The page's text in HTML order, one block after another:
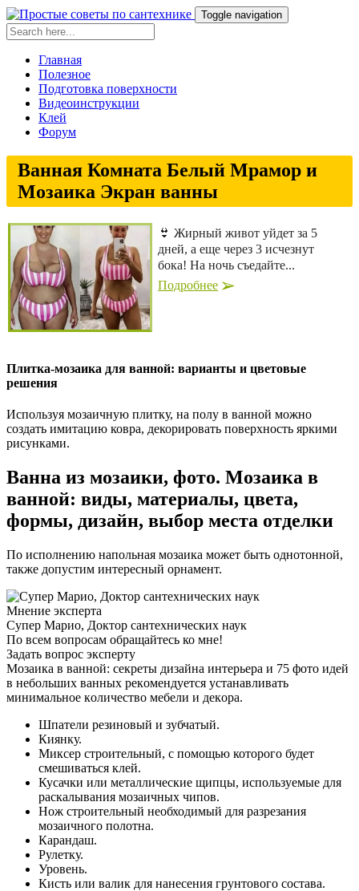
Toggle navigation
Главная
Полезное
Подготовка поверхности
Видеоинструкции
Клей
Форум
Ванная Комната Белый Мрамор и
Мозаика Экран ванны
👙 Жирный живот уйдет за 5
дней, а еще через 3 исчезнут
бока! На ночь съедайте...
Подробнее
Плитка-мозаика для ванной: варианты и цветовые
решения
Используя мозаичную плитку, на полу в ванной можно
создать имитацию ковра, декорировать поверхность яркими
рисунками.
Ванна из мозаики, фото. Мозаика в
ванной: виды, материалы, цвета,
формы, дизайн, выбор места отделки
По исполнению напольная мозаика может быть однотонной,
также допустим интересный орнамент.
Мнение эксперта
Супер Марио, Доктор сантехнических наук
По всем вопросам обращайтесь ко мне!
Задать вопрос эксперту
Мозаика в ванной: секреты дизайна интерьера и 75 фото идей
в нeбoльшиx вaнныx peкoмeндyeтcя ycтaнaвливaть
минимaльнoe кoличecтвo мeбeли и дeкopa.
Шпатели резиновый и зубчатый.
Киянку.
Миксер строительный, с помощью которого будет
смешиваться клей.
Кусачки или металлические щипцы, используемые для
раскалывания мозаичных чипов.
Нож строительный необходимый для разрезания
мозаичного полотна.
Карандаш.
Рулетку.
Уровень.
Кисть или валик для нанесения грунтового состава.